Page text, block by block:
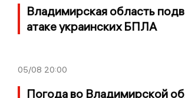
Владимирская область
атаке украинских БПЛА
05/08 20:00
Погода во Владимирской